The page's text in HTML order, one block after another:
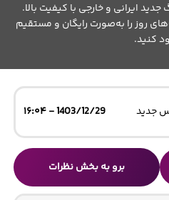
ایرانی و خارجی با کیفیت بالا.
روز را به‌صورت رایگان و مستقیم
کنید.
جدید 1403/12/29 - ۱۶:۰۴
برو به بخش نظرات